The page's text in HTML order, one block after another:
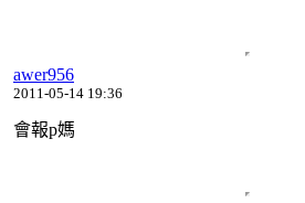
awer956
2011-05-14 19:36
會報p媽